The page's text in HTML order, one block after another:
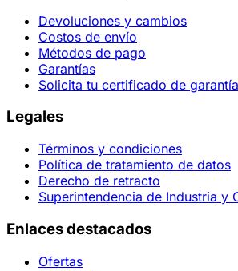
Devoluciones y cambios
Costos de envío
Métodos de pago
Garantías
Solicita tu certificado de
Legales
Términos y condiciones
Política de tratamiento de datos
Derecho de retracto
Superintendencia de Industria y
Enlaces destacados
Ofertas